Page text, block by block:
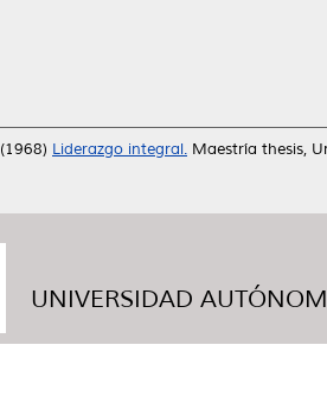
(1968) Liderazgo integral. Maestría thesis,
UNIVERSIDAD